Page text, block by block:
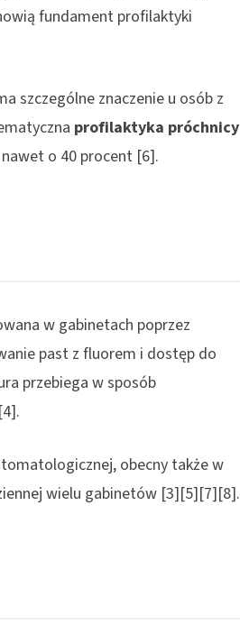
fundament profilaktyki
szczególne znaczenie u osób z
profilaktyka próchnicy
o 40 procent [6].
w gabinetach poprzez
past z fluorem i dostęp do
przebiega w sposób
obecny także w
wielu gabinetów [3][5][7][8].